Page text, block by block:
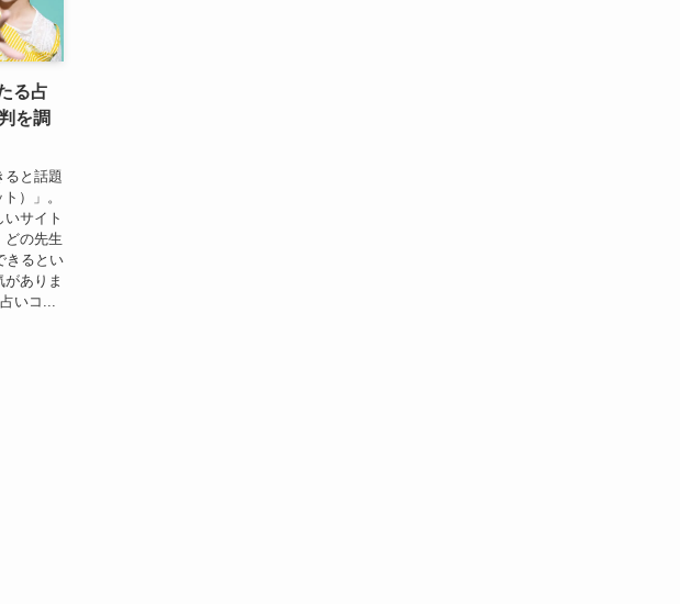
る占
を調
ると話題
）」。
サイト
どの先生
きるとい
ありま
いコ...